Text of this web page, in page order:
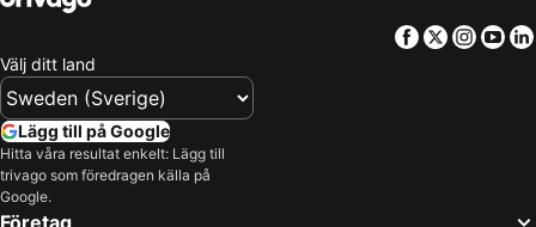
Facebook
Twitter
Välj ditt land
Lägg till på Google
Hitta våra resultat enkelt: Lägg till
trivago som föredragen källa på
Google.